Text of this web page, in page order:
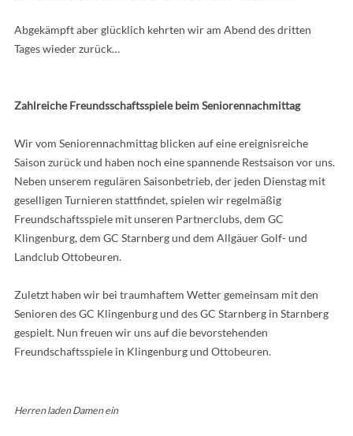
Abgekämpft aber glücklich kehrten wir am Abend des dritten
Tages wieder zurück…
Zahlreiche Freundsschaftsspiele beim Seniorennachmittag
Wir vom Seniorennachmittag blicken auf eine ereignisreiche
Saison zurück und haben noch eine spannende Restsaison vor uns.
Neben unserem regulären Saisonbetrieb, der jeden Dienstag mit
geselligen Turnieren stattfindet, spielen wir regelmäßig
Freundschaftsspiele mit unseren Partnerclubs, dem GC
Klingenburg, dem GC Starnberg und dem Allgäuer Golf- und
Landclub Ottobeuren.
Zuletzt haben wir bei traumhaftem Wetter gemeinsam mit den
Senioren des GC Klingenburg und des GC Starnberg in Starnberg
gespielt. Nun freuen wir uns auf die bevorstehenden
Freundschaftsspiele in Klingenburg und Ottobeuren.
Herren laden Damen ein